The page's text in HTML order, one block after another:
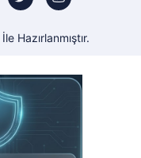
Hazırlanmıştır.